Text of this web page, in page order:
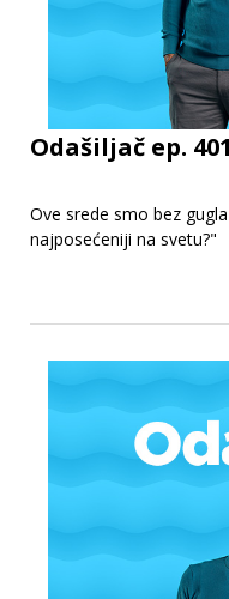
Odašiljač ep. 401
Ove srede smo bez
najposećeniji na svetu?"